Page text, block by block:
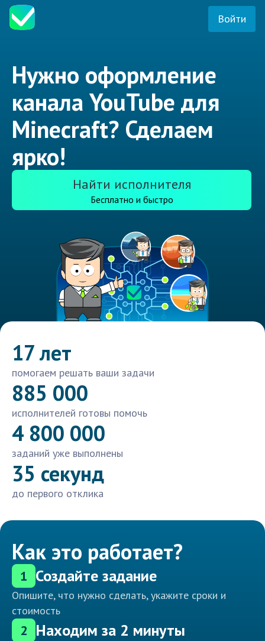
Войти
Нужно оформление
канала YouTube для
Minecraft? Сделаем
ярко!
Найти исполнителя
Бесплатно и быстро
17 лет
помогаем решать ваши задачи
885 000
исполнителей готовы помочь
4 800 000
заданий уже выполнены
35 секунд
до первого отклика
Как это работает?
1 Создайте задание
Опишите, что нужно сделать, укажите сроки и
стоимость
2 Находим за 2 минуты